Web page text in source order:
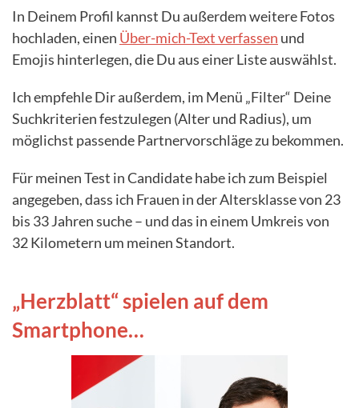
In Deinem Profil kannst Du außerdem weitere Fotos
hochladen, einen Über-mich-Text verfassen und
Emojis hinterlegen, die Du aus einer Liste auswählst.
Ich empfehle Dir außerdem, im Menü „Filter“ Deine
Suchkriterien festzulegen (Alter und Radius), um
möglichst passende Partnervorschläge zu bekommen.
Für meinen Test in Candidate habe ich zum Beispiel
angegeben, dass ich Frauen in der Altersklasse von 23
bis 33 Jahren suche – und das in einem Umkreis von
32 Kilometern um meinen Standort.
„Herzblatt“ spielen auf dem
Smartphone…